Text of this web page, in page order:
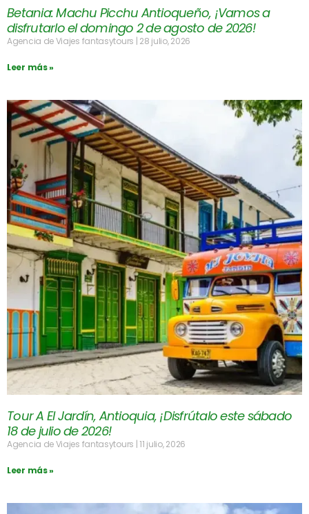
Betania: Machu Picchu Antioqueño, ¡Vamos a
disfrutarlo el domingo 2 de agosto de 2026!
Agencia de Viajes fantasytours 28 julio, 2026
Leer más »
Tour A El Jardín, Antioquia, ¡Disfrútalo este sábado
18 de julio de 2026!
Agencia de Viajes fantasytours 11 julio, 2026
Leer más »